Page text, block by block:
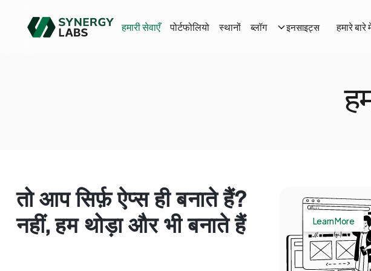
हमारी सेवाएँ पोर्टफोलियो स्थानों ब्लॉग इनसाइट्स हमारे बारे
तो आप सिर्फ़ ऐप्स ही बनाते हैं?
नहीं, हम थोड़ा और भी बनाते हैं
वेब ऐप्स
Learn More